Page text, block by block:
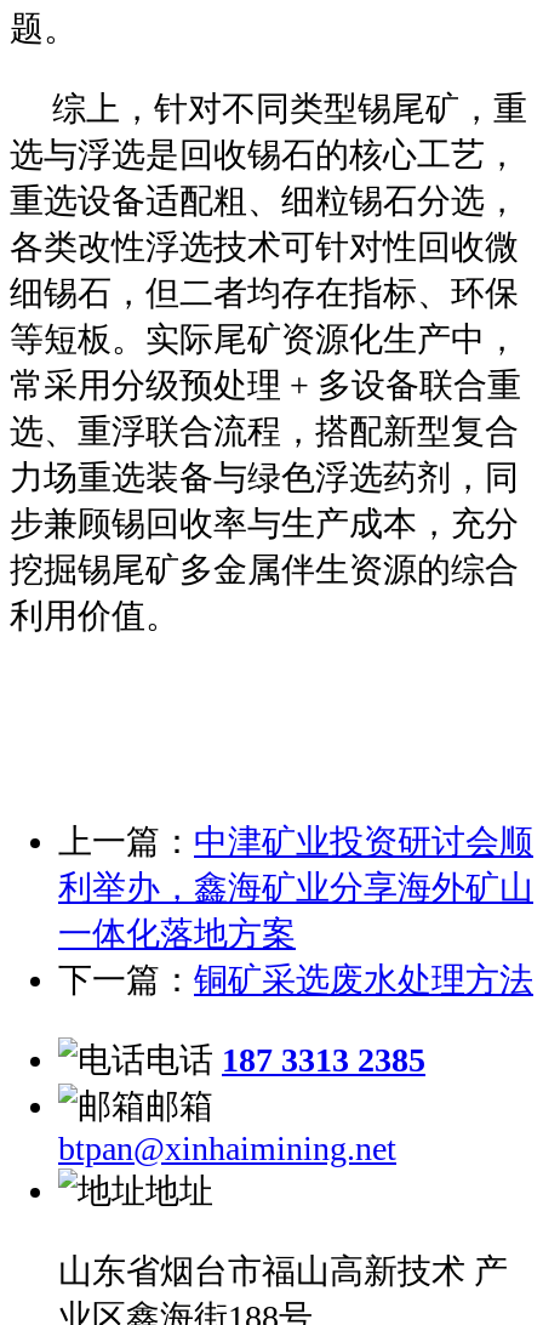
题。
综上，针对不同类型锡尾矿，重
选与浮选是回收锡石的核心工艺，
重选设备适配粗、细粒锡石分选，
各类改性浮选技术可针对性回收微
细锡石，但二者均存在指标、环保
等短板。实际尾矿资源化生产中，
常采用分级预处理 + 多设备联合重
选、重浮联合流程，搭配新型复合
力场重选装备与绿色浮选药剂，同
步兼顾锡回收率与生产成本，充分
挖掘锡尾矿多金属伴生资源的综合
利用价值。
上一篇： 中津矿业投资研讨会顺
利举办，鑫海矿业分享海外矿山
一体化落地方案
下一篇： 铜矿采选废水处理方法
电话 187 3313 2385
邮箱
btpan@xinhaimining.net
地址
山东省烟台市福山高新技术 产
业区鑫海街188号